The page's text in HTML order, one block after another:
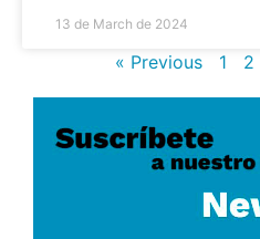
13 de March de 2024
« Previous 1 2